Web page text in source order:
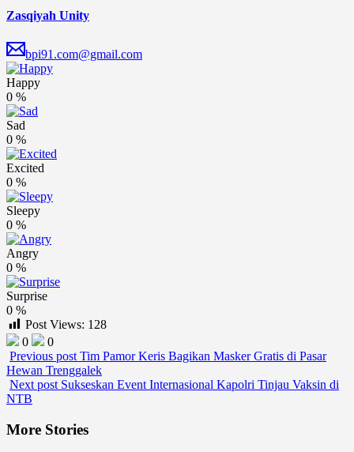
Zasqiyah Unity
bpi91.com@gmail.com
Happy
0 %
Sad
0 %
Excited
0 %
Sleepy
0 %
Angry
0 %
Surprise
0 %
Post Views: 128
0
0
Previous post Tim Pamor Keris Bagikan Masker Gratis di Pasar
Hewan Trenggalek
Next post Sukseskan Event Internasional Kapolri Tinjau Vaksin di
NTB
More Stories